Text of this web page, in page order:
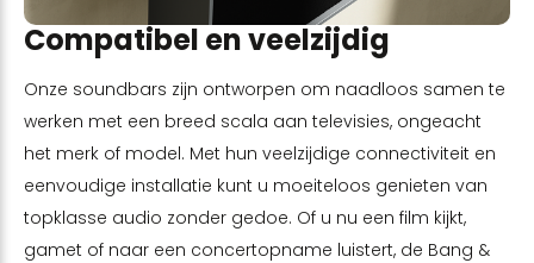
Compatibel en veelzijdig
Onze soundbars zijn ontworpen om naadloos samen te
werken met een breed scala aan televisies, ongeacht
het merk of model. Met hun veelzijdige connectiviteit en
eenvoudige installatie kunt u moeiteloos genieten van
topklasse audio zonder gedoe. Of u nu een film kijkt,
gamet of naar een concertopname luistert, de Bang &